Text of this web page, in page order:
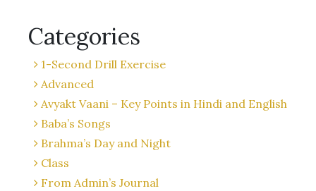
Categories
1-Second Drill Exercise
Advanced
Avyakt Vaani – Key Points in Hindi and English
Baba’s Songs
Brahma’s Day and Night
Class
From Admin’s Journal